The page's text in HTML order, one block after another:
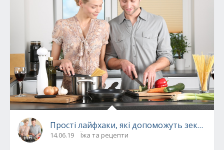
Прості лайфхаки, які допоможуть
14.06.19 Їжа та рецепти